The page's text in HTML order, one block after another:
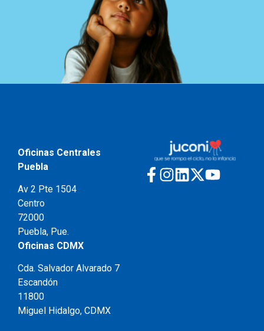
Oficinas Centrales
Puebla
Av 2 Pte 1504
Centro
72000
Puebla, Pue.
Oficinas CDMX
Cda. Salvador Alvarado 7
Escandón
11800
Miguel Hidalgo, CDMX